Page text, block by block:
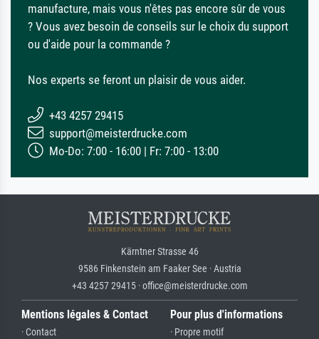
manufacture, mais vous n'êtes pas encore sûr de vous
? Vous avez besoin de conseils sur le choix du support
ou d'aide pour la commande ?
Nos experts se feront un plaisir de vous aider.
+43 4257 29415
support@meisterdrucke.com
Mo-Do: 7:00 - 16:00 | Fr: 7:00 - 13:00
Kärntner Strasse 46
9586 Finkenstein am Faaker See · Austria
+43 4257 29415 · office@meisterdrucke.com
Mentions légales & Contact
· Contact
Pour plus d'informations
· Propre motif